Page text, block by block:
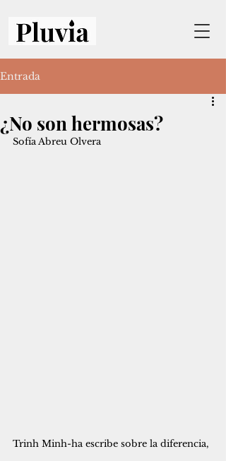
Entrada
¿No son hermosas?
Sofía Abreu Olvera
Trinh Minh-ha escribe sobre la diferencia,